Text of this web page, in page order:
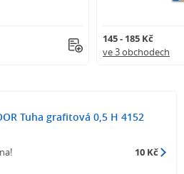
145 - 185 Kč
ve 3 obchodech
Tuha grafitová 0,5 H 4152
10 Kč